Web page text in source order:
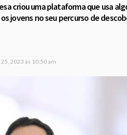
criou uma plataforma que usa
jovens no seu percurso de
25, 2023 às 10:50 am